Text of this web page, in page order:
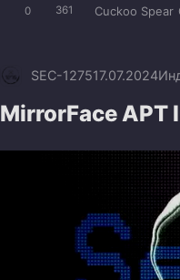
0 361 Cuckoo Spear
SEC-127517.07.2024
MirrorFace APT